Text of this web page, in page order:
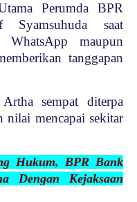
Perumda BPR
saat
WhatsApp maupun
tanggapan
sempat diterpa
nilai mencapai sekitar
Hukum, BPR Bank
Dengan Kejaksaan